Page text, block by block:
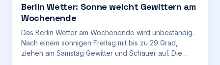
Berlin Wetter: Sonne weicht Gewittern am
Wochenende
Das Berlin Wetter am Wochenende wird unbeständig.
Nach einem sonnigen Freitag mit bis zu 29 Grad,
ziehen am Samstag Gewitter und Schauer auf. Die